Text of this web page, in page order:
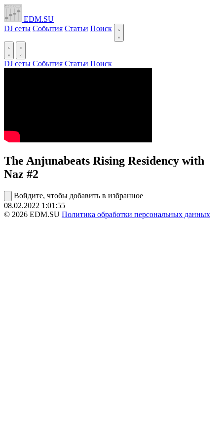
EDM.SU
DJ сеты События Статьи Поиск
DJ сеты События Статьи Поиск
The Anjunabeats Rising Residency with
Naz #2
Войдите, чтобы добавить в избранное
08.02.2022 1:01:55
© 2026 EDM.SU Политика обработки персональных данных